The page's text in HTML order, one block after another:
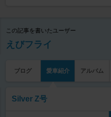
この記事を書いたユーザー
えびフライ
ブログ 愛車紹介 アルバム
Silver Z号